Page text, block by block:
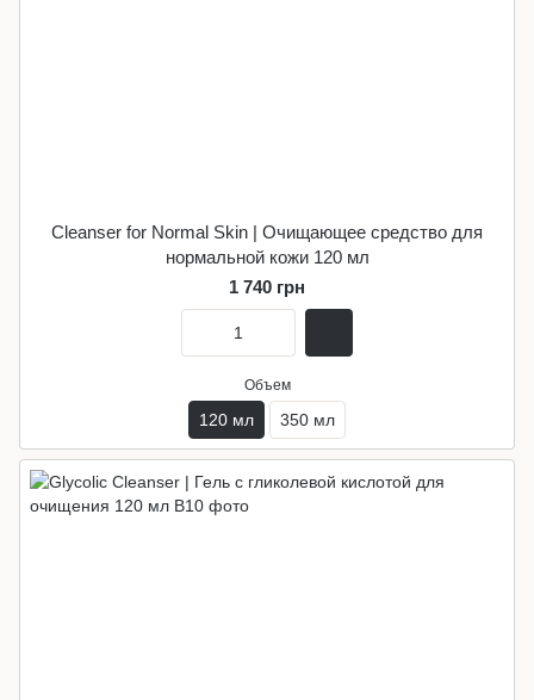
Cleanser for Normal Skin | Очищающее средство для
нормальной кожи 120 мл
1 740 грн
Объем
120 мл 350 мл